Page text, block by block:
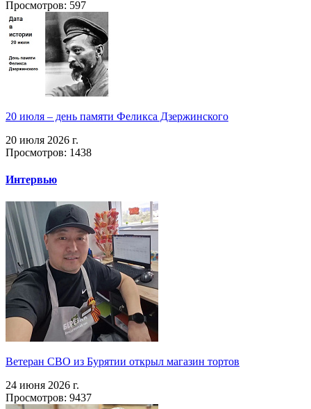
Просмотров: 597
20 июля – день памяти Феликса Дзержинского
20 июля 2026 г.
Просмотров: 1438
Интервью
Ветеран СВО из Бурятии открыл магазин тортов
24 июня 2026 г.
Просмотров: 9437